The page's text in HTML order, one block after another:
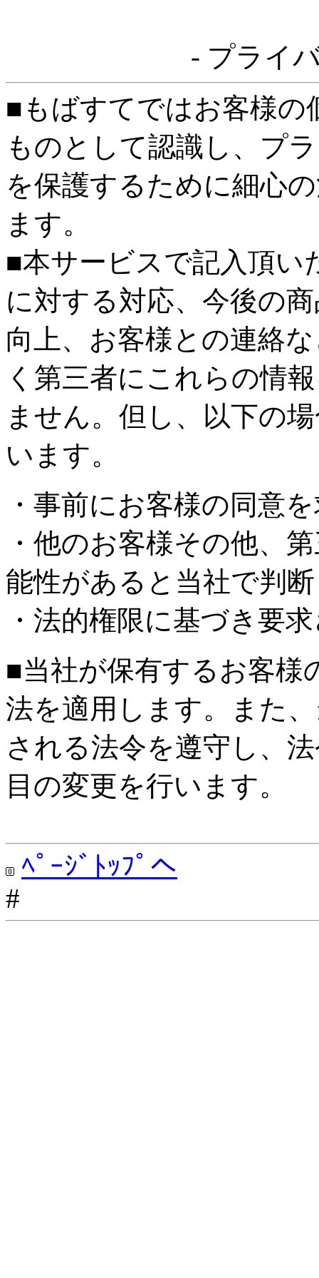
- プライ
■もばすてではお客様の
ものとして認識し、プ
を保護するために細心
ます。
■本サービスで記入頂い
に対する対応、今後の
向上、お客様との連絡
く第三者にこれらの情
ません。但し、以下の
います。
・事前にお客様の同意
・他のお客様その他、
能性があると当社で判
・法的権限に基づき要
■当社が保有するお客様
法を適用します。また
される法令を遵守し、
目の変更を行います。
ﾍﾟｰｼﾞﾄｯﾌﾟへ
#